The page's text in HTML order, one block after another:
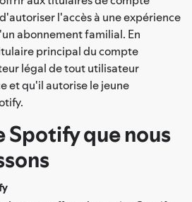
l'accès à une expérience
abonnement familial. En
principal du compte
légal de tout utilisateur
et qu'il autorise le jeune
Spotify que nous